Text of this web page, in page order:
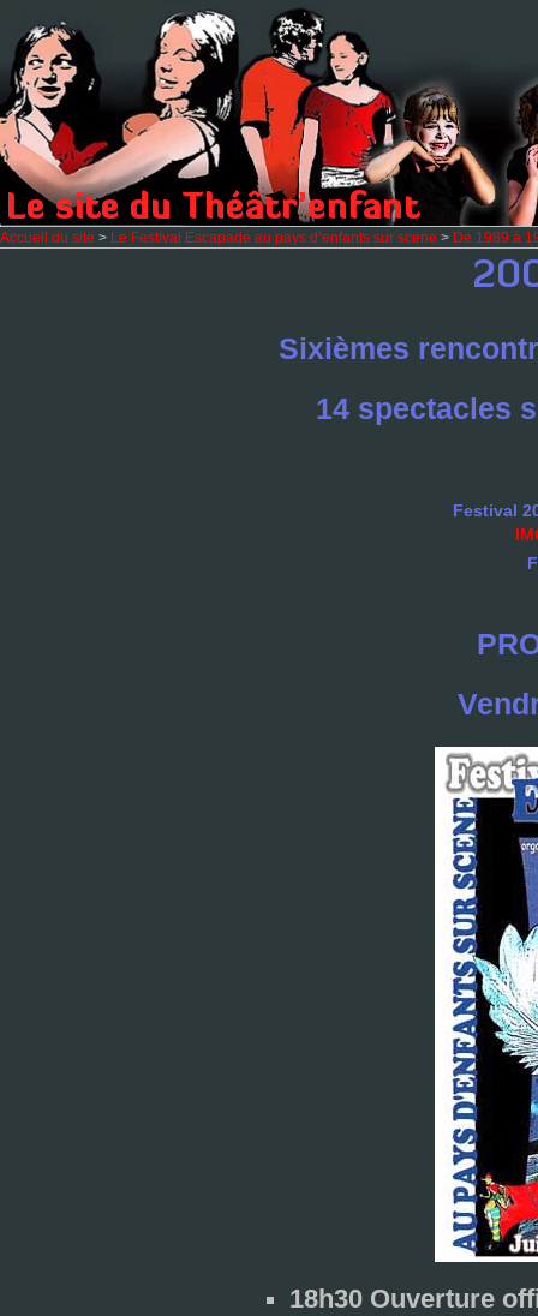
Accueil du site > Le Festival Escapade au pays d’enfants sur scene > De 1989 à
Sixièmes
14 spec­ta­cles
Festival
18h30 Ouverture